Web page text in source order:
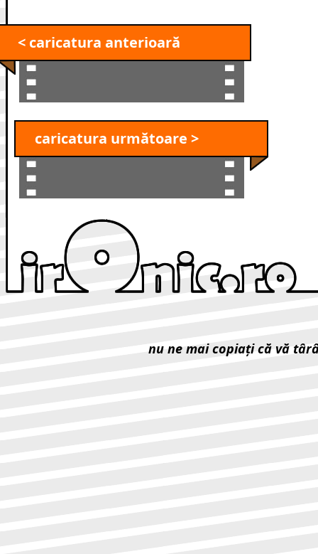
< caricatura anterioară
caricatura următoare >
nu ne mai copiaţi că vă